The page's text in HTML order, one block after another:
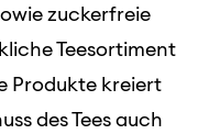
zuckerfreie
Teesortiment
Produkte kreiert
des Tees auch